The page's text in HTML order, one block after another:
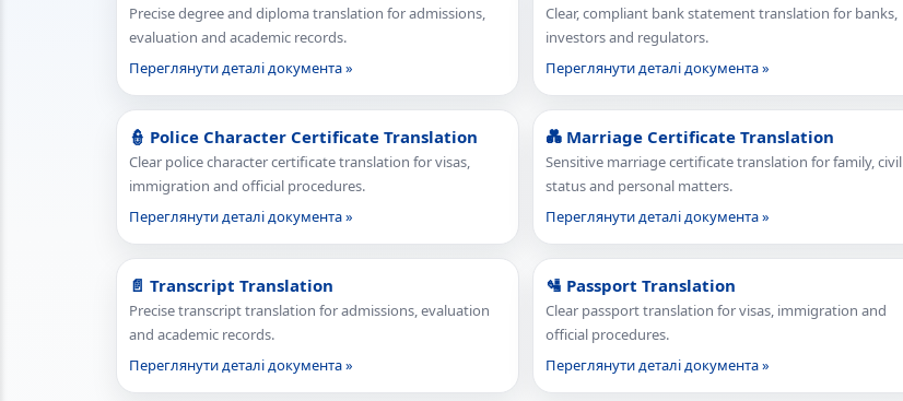
Precise degree and diploma translation for admissions,
evaluation and academic records.
Переглянути деталі документа »
Clear, compliant bank statement translation for banks,
investors and regulators.
Переглянути деталі документа »
👮 Police Character Certificate Translation
Clear police character certificate translation for visas,
immigration and official procedures.
Переглянути деталі документа »
💑 Marriage Certificate Translation
Sensitive marriage certificate translation for family, civil
status and personal matters.
Переглянути деталі документа »
📄 Transcript Translation
Precise transcript translation for admissions, evaluation
and academic records.
Переглянути деталі документа »
🛂 Passport Translation
Clear passport translation for visas, immigration and
official procedures.
Переглянути деталі документа »